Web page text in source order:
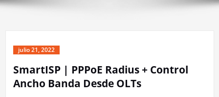
julio 21, 2022
SmartISP | PPPoE Radius + Control
Ancho Banda Desde OLTs